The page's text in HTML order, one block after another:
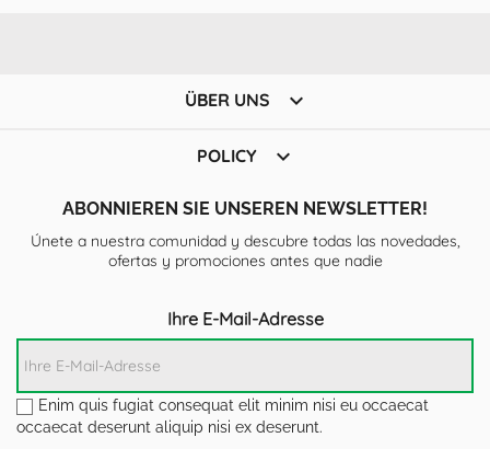
ÜBER UNS 
POLICY 
ABONNIEREN SIE UNSEREN NEWSLETTER!
Únete a nuestra comunidad y descubre todas las novedades,
ofertas y promociones antes que nadie
Ihre E-Mail-Adresse
Enim quis fugiat consequat elit minim nisi eu occaecat
occaecat deserunt aliquip nisi ex deserunt.